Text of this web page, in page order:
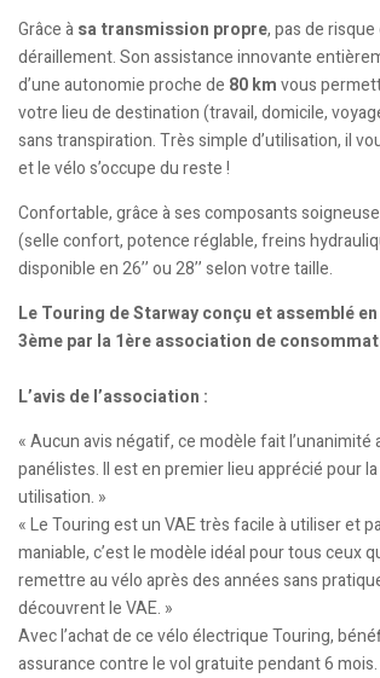
Grâce àsa transmission propre, pas de
déraillement. Son assistance innovante
d’une autonomie proche de 80 kmvous
votre lieu de destination (travail, domicile,
sans transpiration. Très simple d’utilisation, il
et le vélo s’occupe du reste !
Confortable, grâce à ses composants
(selle confort, potence réglable, freins
disponible en 26’’ ou 28’’ selon votre taille.
Le Touring de Starway conçu et assemblé
3ème par la 1ère association de
L’avis de l’association :
« Aucun avis négatif, ce modèle fait l’unanimité
panélistes. Il est en premier lieu apprécié pour
utilisation. »
« Le Touring est un VAE très facile à utiliser et
maniable, c’est le modèle idéal pour tous ceux
remettre au vélo après des années sans
découvrent le VAE. »
Avec l’achat de ce vélo électrique Touring,
assurance contre le vol gratuite pendant 6 mois.